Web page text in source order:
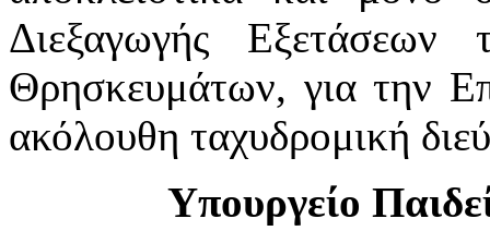
Διεξαγωγής Εξετάσεων
Θρησκευμάτων, για την
ακόλουθη ταχυδρομική
Υπουργείο